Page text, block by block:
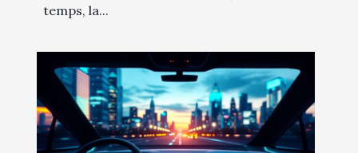
temps, la...